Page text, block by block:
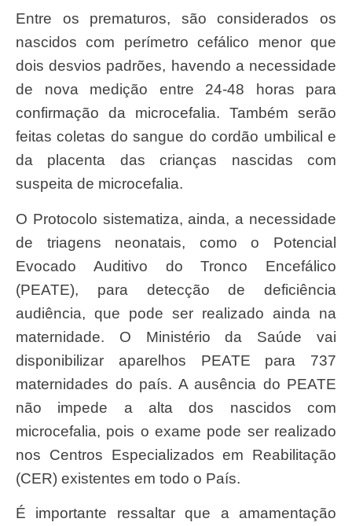
Entre os prematuros, são considerados os
nascidos com perímetro cefálico menor que
dois desvios padrões, havendo a necessidade
de nova medição entre 24-48 horas para
confirmação da microcefalia. Também serão
feitas coletas do sangue do cordão umbilical e
da placenta das crianças nascidas com
suspeita de microcefalia.
O Protocolo sistematiza, ainda, a necessidade
de triagens neonatais, como o Potencial
Evocado Auditivo do Tronco Encefálico
(PEATE), para detecção de deficiência
audiência, que pode ser realizado ainda na
maternidade. O Ministério da Saúde vai
disponibilizar aparelhos PEATE para 737
maternidades do país. A ausência do PEATE
não impede a alta dos nascidos com
microcefalia, pois o exame pode ser realizado
nos Centros Especializados em Reabilitação
(CER) existentes em todo o País.
É importante ressaltar que a amamentação